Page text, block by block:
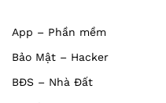
App – Phần mềm
Bảo Mật – Hacker
BĐS – Nhà Đất